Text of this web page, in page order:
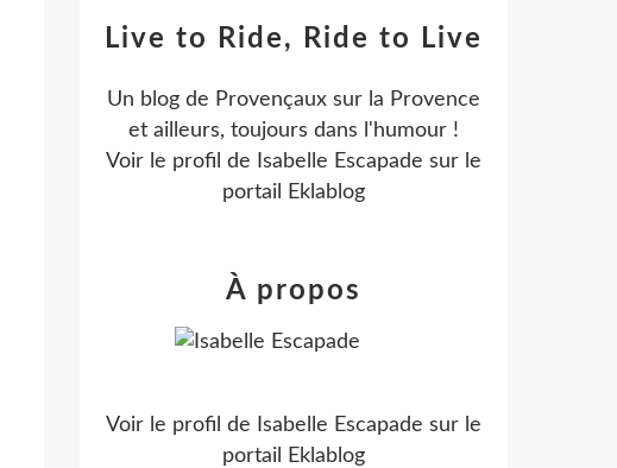
Live to Ride, Ride to Live
Un blog de Provençaux sur la Provence
et ailleurs, toujours dans l'humour !
Voir le profil de
Isabelle Escapade sur le
portail Eklablog
À propos
Voir le profil de Isabelle Escapade sur le
portail Eklablog